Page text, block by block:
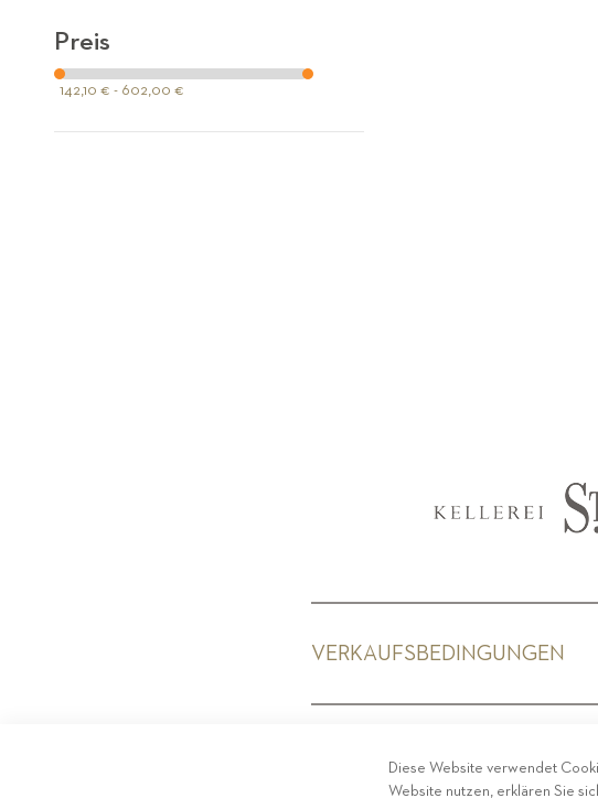
Preis
142,10 € - 602,00 €
VERKAUFSBEDINGUNGEN
Diese Website verwendet
Website nutzen, erklären Sie